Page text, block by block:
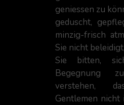
geniessen zu
geduscht,
minzig-frisch
Sie nicht
Sie bitten,
Begegnung
verstehen,
Gentlemen nicht